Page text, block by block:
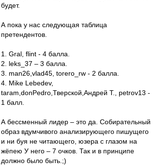
будет.
А пока у нас следующая таблица
претендентов.
1. Gral, flint - 4 балла.
2. leks_37 – 3 балла.
3. man26,vlad45, torero_rw - 2 балла.
4. Mike Lebedev,
taram,donPedro,Тверской,Андрей Т., petrov13 -
1 балл.
А бессменный лидер – это да. Собирательный
образ вдумчивого анализирующего пишущего
и ни буя не читающего, юзера с глазом на
жёпею У него – 7 очков. Так и в принципе
должно было быть.;)